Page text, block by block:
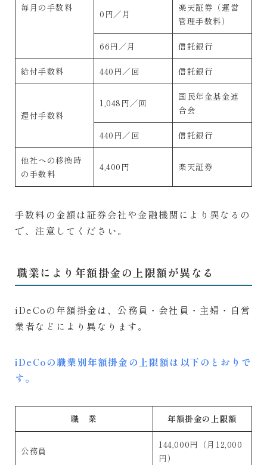
毎月の手数料
0円／月
楽天証券（運営
管理手数料）
66円／月 信託銀行
給付手数料 440円／回 信託銀行
還付手数料
1,048円／回
国民年金基金連
合会
440円／回 信託銀行
他社への移換時
の手数料
4,400円 楽天証券
手数料の金額は証券会社や金融機関により異なるの
で、注意してください。
職業により年額掛金の上限額が異なる
iDeCoの年額掛金は、公務員・会社員・主婦・自営
業者などにより異なります。
iDeCoの職業別年額掛金の上限額は以下のとおりで
す。
職 業 年額掛金の上限額
公務員
144,000円（月12,000
円）